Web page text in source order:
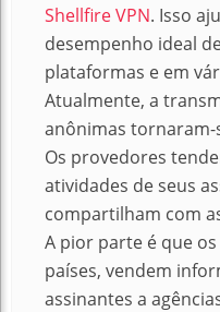
Shellfire VPN. Isso
desempenho ideal
plataformas e em
Atualmente, a
anônimas tornaram-
Os provedores
atividades de seus
compartilham com
A pior parte é que
países, vendem
assinantes a